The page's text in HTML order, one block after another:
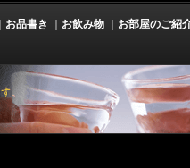
お品書き お飲み物｜ お部屋のご紹